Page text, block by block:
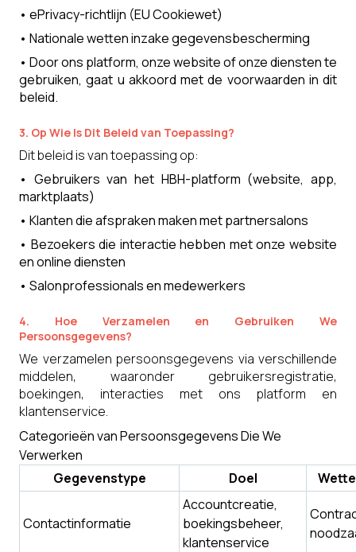
• ePrivacy-richtlijn (EU Cookiewet)
• Nationale wetten inzake gegevensbescherming
• Door ons platform, onze website of onze diensten te
gebruiken, gaat u akkoord met de voorwaarden in dit
beleid.
3. Op Wie Is Dit Beleid van Toepassing?
Dit beleid is van toepassing op:
• Gebruikers van het HBH-platform (website, app,
marktplaats)
• Klanten die afspraken maken met partnersalons
• Bezoekers die interactie hebben met onze website
en online diensten
• Salonprofessionals en medewerkers
4. Hoe Verzamelen en Gebruiken We
Persoonsgegevens?
We verzamelen persoonsgegevens via verschillende
middelen, waaronder gebruikersregistratie,
boekingen, interacties met ons platform en
klantenservice.
Categorieën van Persoonsgegevens Die We
Verwerken
Gegevenstype
Doel
Contactinformatie
Accountcreatie,
boekingsbeheer,
klantenservice